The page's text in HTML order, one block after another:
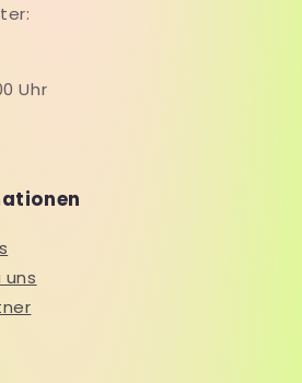
Uhr